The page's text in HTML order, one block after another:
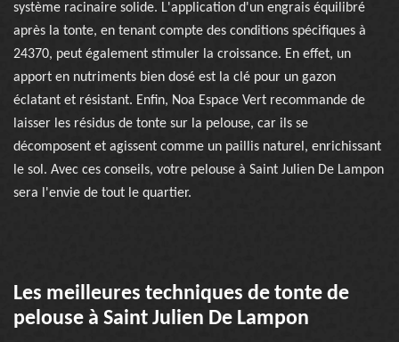
système racinaire solide. L'application d'un engrais équilibré
après la tonte, en tenant compte des conditions spécifiques à
24370, peut également stimuler la croissance. En effet, un
apport en nutriments bien dosé est la clé pour un gazon
éclatant et résistant. Enfin, Noa Espace Vert recommande de
laisser les résidus de tonte sur la pelouse, car ils se
décomposent et agissent comme un paillis naturel, enrichissant
le sol. Avec ces conseils, votre pelouse à Saint Julien De Lampon
sera l'envie de tout le quartier.
Les meilleures techniques de tonte de
pelouse à Saint Julien De Lampon